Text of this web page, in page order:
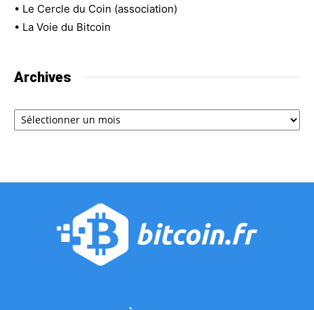
• Le Cercle du Coin (association)
• La Voie du Bitcoin
Archives
Archives